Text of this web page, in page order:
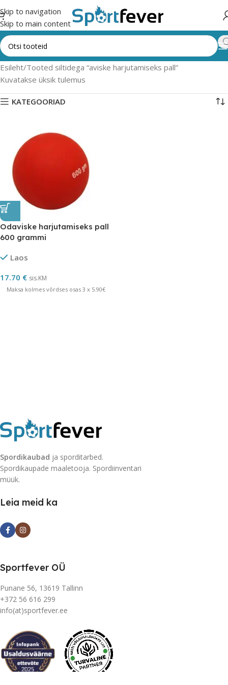
Skip to navigation
Skip to main content
Esileht Tooted siltidega “aviske harjutamiseks pall”
Kuvatakse üksik tulemus
KATEGOORIAD
Odaviske harjutamiseks pall
600 grammi
Laos
17.70 € sis.KM
Maksa kolmes võrdses osas 3 x 5.90€
Spordikaubad ja sporditarbed.
Spordikaupade maaletooja. Spordiinventari
müük.
Leia meid ka
Sportfever OÜ
Punane 56, 13619 Tallinn
+372 56 616 299
info(at)sportfever.ee